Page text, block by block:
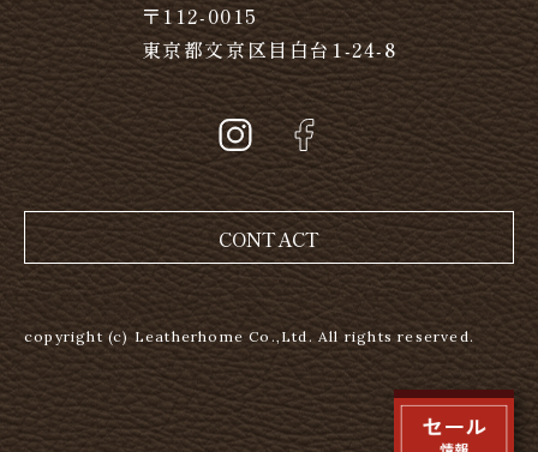
〒112-0015
東京都文京区目白台1-24-8
CONTACT
copyright (c) Leatherhome Co.,Ltd. All rights reserved.